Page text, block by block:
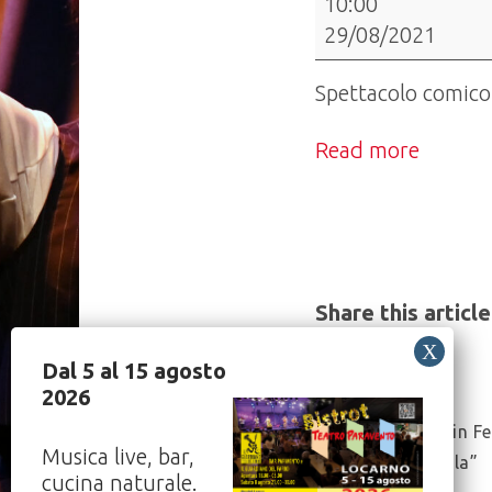
Matti,
di
William
altre
per
Scollinando
trasferta
a
Origlio
29/08/2021
Spettacolo
Read more
Share this article
Post
Navigation
Il Teatro in
Lucio Dalla”
Dal 5 al 15 agosto
2026
Musica live, bar,
cucina naturale.